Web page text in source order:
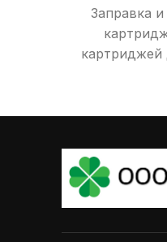
Заправка